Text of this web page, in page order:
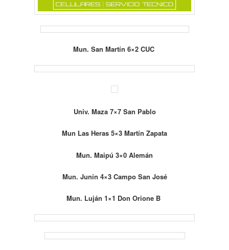
Mun. San Martín 6×2 CUC
Univ. Maza 7×7 San Pablo
Mun Las Heras 5×3 Martín Zapata
Mun. Maipú 3×0 Alemán
Mun. Junín 4×3 Campo San José
Mun. Luján 1×1 Don Orione B